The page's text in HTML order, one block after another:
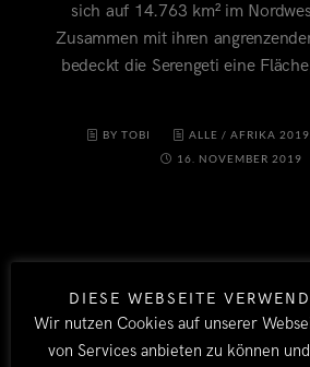
sich auf 14.763 km² im
Zusammen mit ihren
bedeckt die Serengeti eine
BY TOBI ALLE /AFRIKA
16. NOVEMBER 2019
DIESE WEBSEITE
Wir nutzen Cookies auf unserer
von Services anbieten zu können